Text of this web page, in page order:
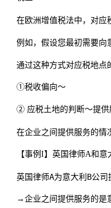
在欧洲增值税法中，对应
例如，假设您最初需要向
通过这种方式对应税地点
①税收偏向～
② 应税土地的判断～提供
在企业之间提供服务的情
【事例I】 英国律师A和意
英国律师A为意大利B公司
→ 企业之间提供服务的是